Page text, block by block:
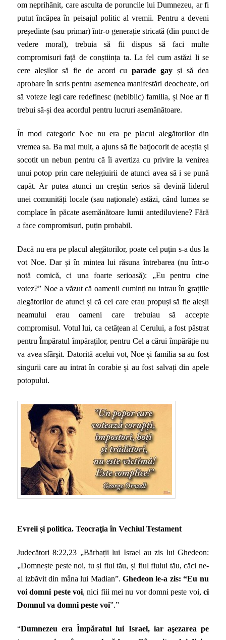
om neprihănit, care asculta de poruncile lui Dumnezeu, ar fi
putut încăpea în peisajul politic al vremii. Pentru a deveni
președinte (sau primar) într-o generație stricată (din punct de
vedere moral), trebuia să fii dispus să faci multe
compromisuri față de conștiința ta. La fel cum astăzi li se
cere aleșilor să fie de acord cuparade gay și să dea
aprobare în scris pentru asemenea manifestări deocheate, ori
să voteze legi care redefinesc (nebiblic) familia, și Noe ar fi
trebui să-și dea acordul pentru lucruri asemănătoare.
În mod categoric Noe nu era pe placul alegătorilor din
vremea sa. Ba mai mult, a ajuns să fie batjocorit de aceștia și
socotit un nebun pentru că îi avertiza cu privire la venirea
unui potop prin care nelegiuirii de atunci avea să i se pună
capăt. Ar putea atunci un creștin serios să devină liderul
unei comunități locale (sau naționale) astăzi, când lumea se
complace în păcate asemănătoare lumii antediluviene? Fără
a face compromisuri, puțin probabil.
Dacă nu era pe placul alegătorilor, poate cel puțin s-a dus la
vot Noe. Dar și în mintea lui răsuna întrebarea (nu într-o
notă comică, ci una foarte serioasă): „Eu pentru cine
votez?” Noe a văzut că oamenii cuminți nu intrau în grațiile
alegătorilor de atunci și că cei care erau propuși să fie aleșii
neamului erau oameni care trebuiau să accepte
compromisul. Votul lui, ca cetățean al Cerului, a fost păstrat
pentru Împăratul împăraților, pentru Cel a cărui împărăție nu
va avea sfârșit. Datorită acelui vot, Noe și familia sa au fost
singurii care au intrat în corabie și au fost salvați din apele
potopului.
Evreii și politica. Teocraţia în Vechiul Testament
Judecători 8:22,23 „Bărbații lui Israel au zis lui Ghedeon:
„Domnește peste noi, tu și fiul tău, și fiul fiului tău, căci ne-
ai izbăvit din mâna lui Madian”. Ghedeon le-a zis: “Eu nu
voi domni peste voi, nici fiii mei nu vor domni peste voi, ci
Domnul va domni peste voi”.”
“Dumnezeu era Împăratul lui Israel, iar aşezarea pe